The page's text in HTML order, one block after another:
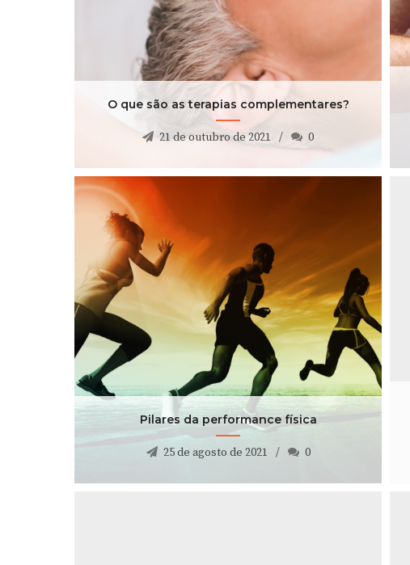
O que são as terapias complementares?
21 de outubro de 2021
O que são as terapias complementares?
21 de outubro de 2021 0
Pilares da performance física
25 de agosto de 2021 0
Pilares da performance física
25 de agosto de 2021 0